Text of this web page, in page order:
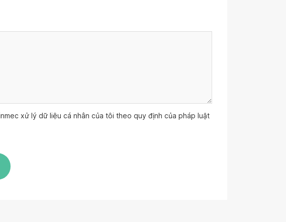
xử lý dữ liệu cá nhân của tôi theo quy định của pháp luật